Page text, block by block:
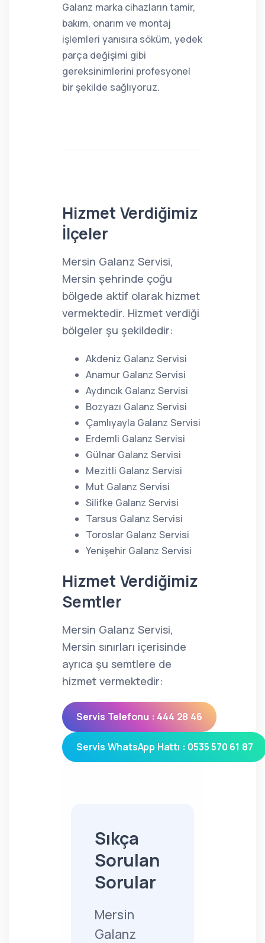
Galanz marka cihazların tamir,
bakım, onarım ve montaj
işlemleri yanısıra söküm, yedek
parça değişimi gibi
gereksinimlerini profesyonel
bir şekilde sağlıyoruz.
Hizmet Verdiğimiz
İlçeler
Mersin Galanz Servisi,
Mersin şehrinde çoğu
bölgede aktif olarak hizmet
vermektedir. Hizmet verdiği
bölgeler şu şekildedir:
Akdeniz Galanz Servisi
Anamur Galanz Servisi
Aydıncık Galanz Servisi
Bozyazı Galanz Servisi
Çamlıyayla Galanz Servisi
Erdemli Galanz Servisi
Gülnar Galanz Servisi
Mezitli Galanz Servisi
Mut Galanz Servisi
Silifke Galanz Servisi
Tarsus Galanz Servisi
Toroslar Galanz Servisi
Yenişehir Galanz Servisi
Hizmet Verdiğimiz
Semtler
Mersin Galanz Servisi,
Mersin sınırları içerisinde
ayrıca şu semtlere de
hizmet vermektedir:
Servis Telefonu : 444 28 46
Servis WhatsApp Hattı : 0535 570 61 87
Sıkça
Sorulan
Sorular
Mersin
Galanz